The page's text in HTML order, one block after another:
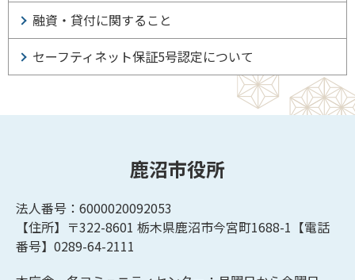
融資・貸付に関すること
セーフティネット保証5号認定について
鹿沼市役所
法人番号：6000020092053
【住所】〒322-8601 栃木県鹿沼市今宮町1688-1【電話
番号】0289-64-2111